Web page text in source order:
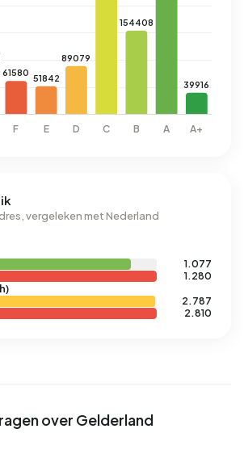
vergeleken met Nederland
1.077
1.280
2.787
2.810
over Gelderland